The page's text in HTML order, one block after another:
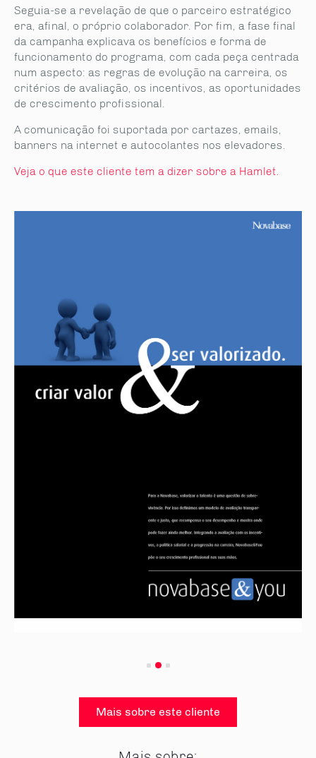
Seguia-se a revelação de que o parceiro estratégico
era, afinal, o próprio colaborador. Por fim, a fase final
da campanha explicava os benefícios e forma de
funcionamento do programa, com cada peça centrada
num aspecto: as regras de evolução na carreira, os
critérios de avaliação, os incentivos, as oportunidades
de crescimento profissional.
A comunicação foi suportada por cartazes, emails,
banners na internet e autocolantes nos elevadores.
Veja o que este cliente tem a dizer sobre a Hamlet.
Mais sobre este cliente